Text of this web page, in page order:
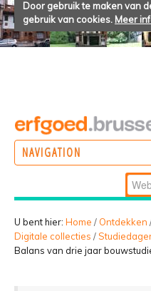
Door gebruik te maken van
gebruik van cookies. Meer
NAVIGATION
BELEVEN
Zoek
U bent hier: Home / Ontdekken
Digitale collecties /
Balans van drie jaar